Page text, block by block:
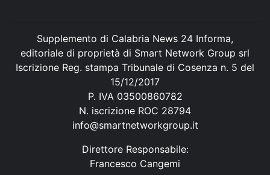
Supplemento di Calabria News 24 Informa,
editoriale di proprietà di Smart Network Group srl
Iscrizione Reg. stampa Tribunale di Cosenza n. 5 del
15/12/2017
P. IVA 03500860782
N. iscrizione ROC 28794
info@smartnetworkgroup.it
Direttore Responsabile:
Francesco Cangemi